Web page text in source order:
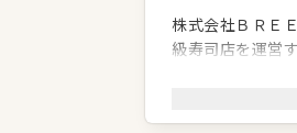
株式会社ＢＲＥ
級寿司店を運営
当社は令和7年